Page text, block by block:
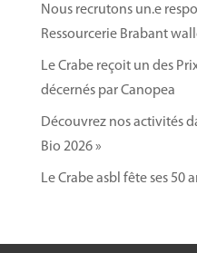
Nous recrutons un.e
Ressourcerie Brabant
Le Crabe reçoit un des
décernés par Canopea
Découvrez nos activités
Bio 2026 »
Le Crabe asbl fête ses 50